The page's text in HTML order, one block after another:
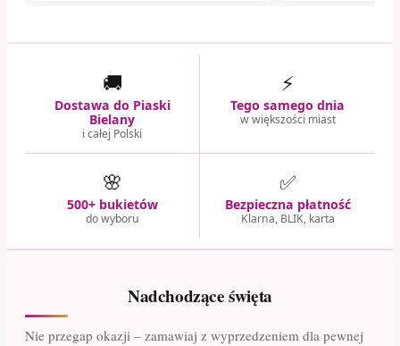
🚚
Dostawa do Piaski
Bielany
i całej Polski
⚡
Tego samego dnia
w większości miast
🌸
500+ bukietów
do wyboru
✅
Bezpieczna płatność
Klarna, BLIK, karta
Nadchodzące święta
Nie przegap okazji – zamawiaj z wyprzedzeniem dla pewnej